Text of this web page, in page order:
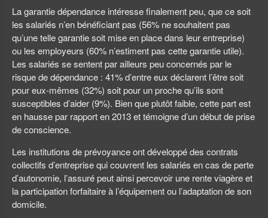
La garantie dépendance intéresse finalement peu, que ce soit
les salariés n’en bénéficiant pas (56% ne souhaitent pas
qu’une telle garantie soit mise en place dans leur entreprise)
ou les employeurs (60% n’estiment pas cette garantie utile).
Les salariés se sentent par ailleurs peu concernés par le
risque de dépendance : 41% d’entre eux déclarent l’être soit
pour eux-mêmes (32%) soit pour un proche qu’ils sont
susceptibles d’aider (9%). Bien que plutôt faible, cette part est
en hausse par rapport en 2013 et témoigne d’un début de prise
de conscience.
Les institutions de prévoyance ont développé des contrats
collectifs d’entreprise qui couvrent les salariés en cas de perte
d’autonomie, l’assuré peut ainsi percevoir une rente viagère et
la participation forfaitaire à l’équipement ou l’adaptation de son
domicile.